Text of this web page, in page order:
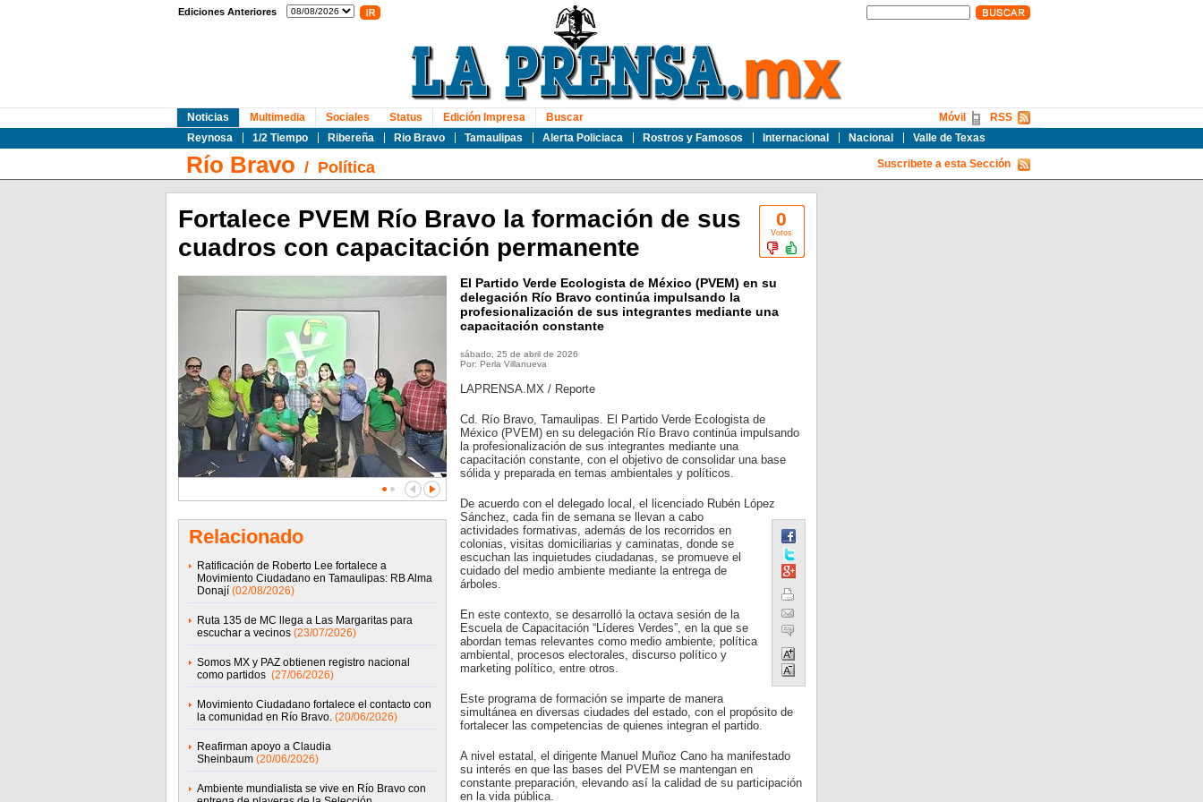
Ediciones Anteriores
Noticias
Reynosa
1/2 Tiempo Ribereña Rio Bravo Tamaulipas Alerta Policiaca Rostros y Famosos Internacional Nacional Valle de Texas
Multimedia Sociales Status Edición Impresa Buscar RSS
Móvil
Río Bravo / Política Suscribete a esta Sección
0
Votos
Fortalece PVEM Río Bravo la formación de sus
cuadros con capacitación permanente
Relacionado
Ratificación de Roberto Lee fortalece a
Movimiento Ciudadano en Tamaulipas: RB Alma
Donají (02/08/2026)
Ruta 135 de MC llega a Las Margaritas para
escuchar a vecinos (23/07/2026)
Somos MX y PAZ obtienen registro nacional
como partidos (27/06/2026)
Movimiento Ciudadano fortalece el contacto con
la comunidad en Río Bravo. (20/06/2026)
Reafirman apoyo a Claudia
Sheinbaum (20/06/2026)
Ambiente mundialista se vive en Río Bravo con
El Partido Verde Ecologista de México (PVEM) en su
delegación Río Bravo continúa impulsando la
profesionalización de sus integrantes mediante una
capacitación constante
sábado, 25 de abril de 2026
Por: Perla Villanueva
LAPRENSA.MX / Reporte
Cd. Río Bravo, Tamaulipas. El Partido Verde Ecologista de
México (PVEM) en su delegación Río Bravo continúa impulsando
la profesionalización de sus integrantes mediante una
capacitación constante, con el objetivo de consolidar una base
sólida y preparada en temas ambientales y políticos.
De acuerdo con el delegado local, el licenciado Rubén López
Sánchez, cada fin de semana se llevan a cabo
actividades formativas, además de los recorridos en
colonias, visitas domiciliarias y caminatas, donde se
escuchan las inquietudes ciudadanas, se promueve el
cuidado del medio ambiente mediante la entrega de
árboles.
En este contexto, se desarrolló la octava sesión de la
Escuela de Capacitación “Líderes Verdes”, en la que se
abordan temas relevantes como medio ambiente, política
ambiental, procesos electorales, discurso político y
marketing político, entre otros.
Este programa de formación se imparte de manera
simultánea en diversas ciudades del estado, con el propósito de
fortalecer las competencias de quienes integran el partido.
A nivel estatal, el dirigente Manuel Muñoz Cano ha manifestado
su interés en que las bases del PVEM se mantengan en
constante preparación, elevando así la calidad de su participación
en la vida pública.